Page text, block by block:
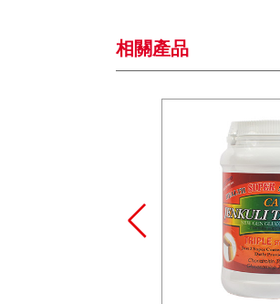
相關產品